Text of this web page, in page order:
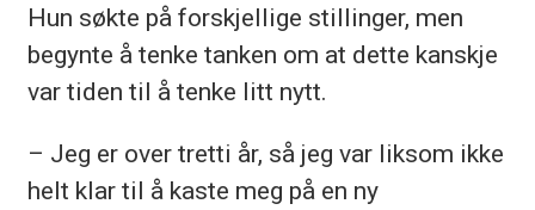
Hun søkte på forskjellige stillinger, men
begynte å tenke tanken om at dette kanskje
var tiden til å tenke litt nytt.
– Jeg er over tretti år, så jeg var liksom ikke
helt klar til å kaste meg på en ny